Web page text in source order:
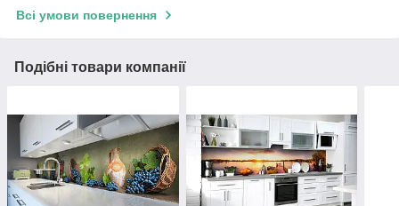
Всі умови повернення
Подібні товари компанії